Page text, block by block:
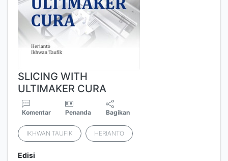
SLICING WITH
ULTIMAKER CURA
Komentar Penanda Bagikan
IKHWAN TAUFIK HERIANTO
Edisi